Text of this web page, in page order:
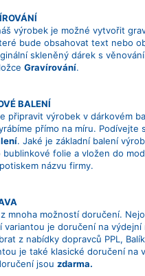
výrobek je možné vytvořit
bude obsahovat text nebo
skleněný dárek s
Gravírování.
BALENÍ
připravit výrobek v dárkovém
přímo na míru. Podívejte
. Jaké je základní balení
bublinkové folie a vložen do
názvu firmy.
mnoha možností doručení.
variantou je doručení na
z nabídky dopravců PPL,
je také klasické doručení na
jsou zdarma.